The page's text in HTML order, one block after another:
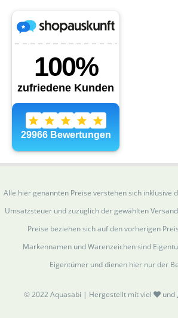
Alle hier genannten Preise verstehen sich inklusive
Umsatzsteuer und zuzüglich der gewählten
Preise beziehen sich auf den vorherigen
Markennamen und Warenzeichen sind
Eigentümer und dienen hier nur der
© 2022 Aquasabi | Hergestellt mit viel und